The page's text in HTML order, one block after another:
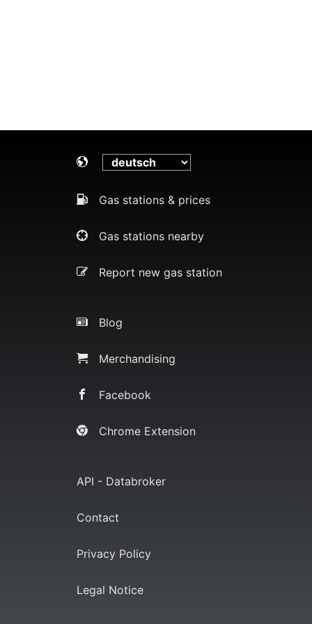
Gas stations & prices
Gas stations nearby
Report new gas station
Blog
Merchandising
Facebook
Chrome Extension
API - Databroker
Contact
Privacy Policy
Legal Notice